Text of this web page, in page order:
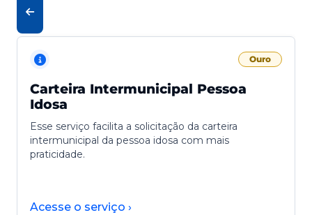
Ouro
Carteira Intermunicipal Pessoa
Idosa
Esse serviço facilita a solicitação da carteira
intermunicipal da pessoa idosa com mais
praticidade.
Acesse o serviço ›